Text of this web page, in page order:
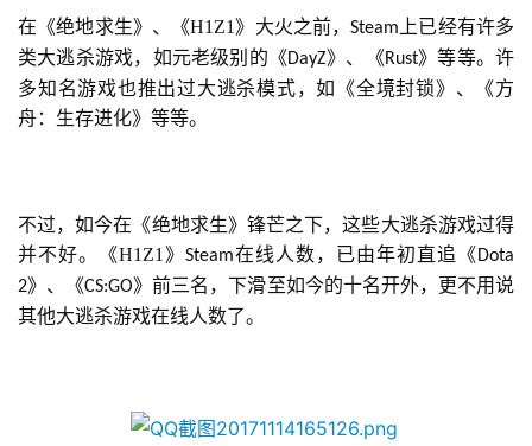
在《绝地求生》、《H1Z1》大火之前，Steam 上已经有许多
类大逃杀游戏，如元老级别的《DayZ》、《Rust》等等。许
多知名游戏也推出过大逃杀模式，如《全境封锁》、《方
舟：生存进化》等等。
不过，如今在《绝地求生》锋芒之下，这些大逃杀游戏过得
并不好。《H1Z1》 Steam在线人数，已由年初直追《Dota
2》、《CS:GO》前三名，下滑至如今的十名开外，更不用说
其他大逃杀游戏在线人数了。